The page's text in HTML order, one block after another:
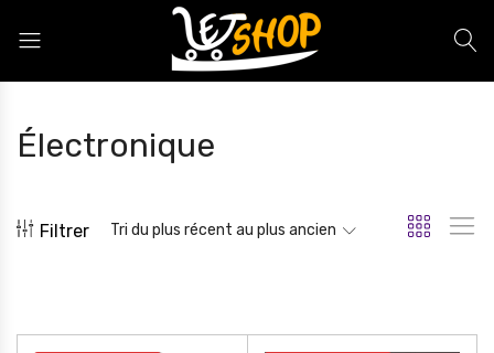
Électronique
Filtrer Tri du plus récent au plus ancien